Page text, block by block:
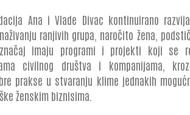
Ana i Vlade Divac kontinuirano
ranjivih grupa, naročito žena,
značaj imaju programi i projekti koji se
civilnog društva i kompanijama,
prakse u stvaranju klime jednakih
ženskim biznisima.